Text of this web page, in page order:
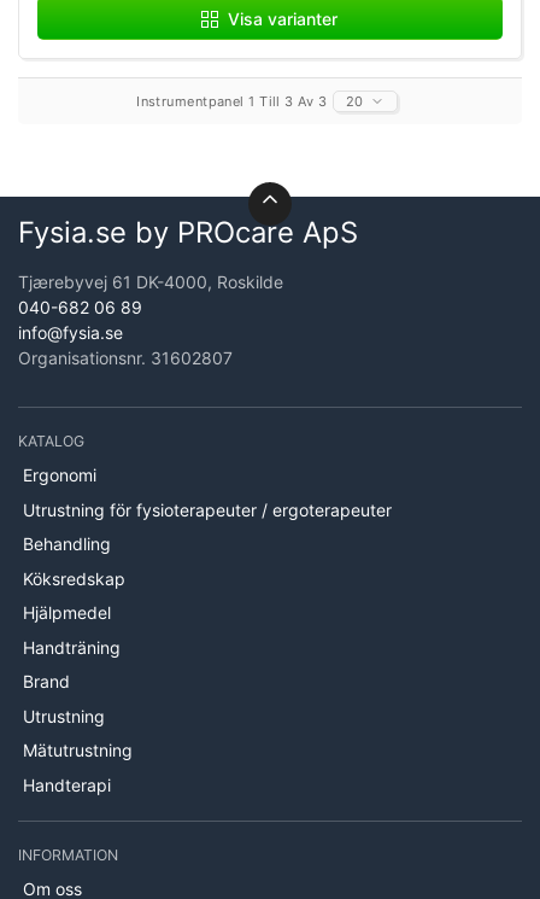
Visa varianter
Instrumentpanel 1 Till 3 Av 3 20
Fysia.se by PROcare ApS
Tjærebyvej 61 DK-4000, Roskilde
040-682 06 89
info@fysia.se
Organisationsnr. 31602807
KATALOG
Ergonomi
Utrustning för fysioterapeuter / ergoterapeuter
Behandling
Köksredskap
Hjälpmedel
Handträning
Brand
Utrustning
Mätutrustning
Handterapi
INFORMATION
Om oss